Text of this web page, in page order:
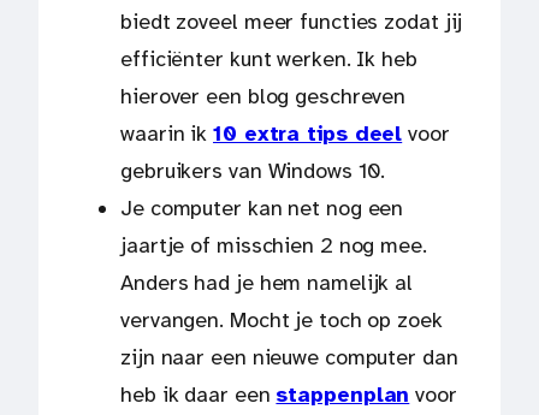
biedt zoveel meer functies zodat jij
efficiënter kunt werken. Ik heb
hierover een blog geschreven
waarin ik10 extra tips deel voor
gebruikers van Windows 10.
Je computer kan net nog een
jaartje of misschien 2 nog mee.
Anders had je hem namelijk al
vervangen. Mocht je toch op zoek
zijn naar een nieuwe computer dan
heb ik daar een stappenplan voor